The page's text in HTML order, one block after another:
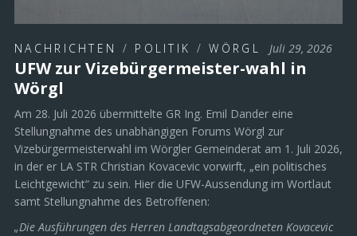
NACHRICHTEN / POLITIK /WÖRGL Juli 29, 2026
UFW zur Vizebürgermeister-wahl in
Wörgl
Am 28. Juli 2026 übermittelte GR Ing. Emil Dander eine
Stellungnahme des unabhängigen Forums Wörgl zur
Vizebürgermeisterwahl im Wörgler Gemeinderat am 1. Juli 2026,
in der er LA STR Christian Kovacevic vorwirft, „ein politisches
Leichtgewicht“ zu sein. Hier die UFW-Aussendung im Wortlaut
samt Stellungnahme des Betroffenen:
„Die Ausführungen des Herren Landtagsabgeordneten Kovacevic